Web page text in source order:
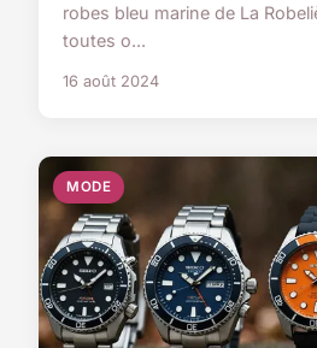
robes bleu marine de La
toutes o...
16 août 2024
MODE